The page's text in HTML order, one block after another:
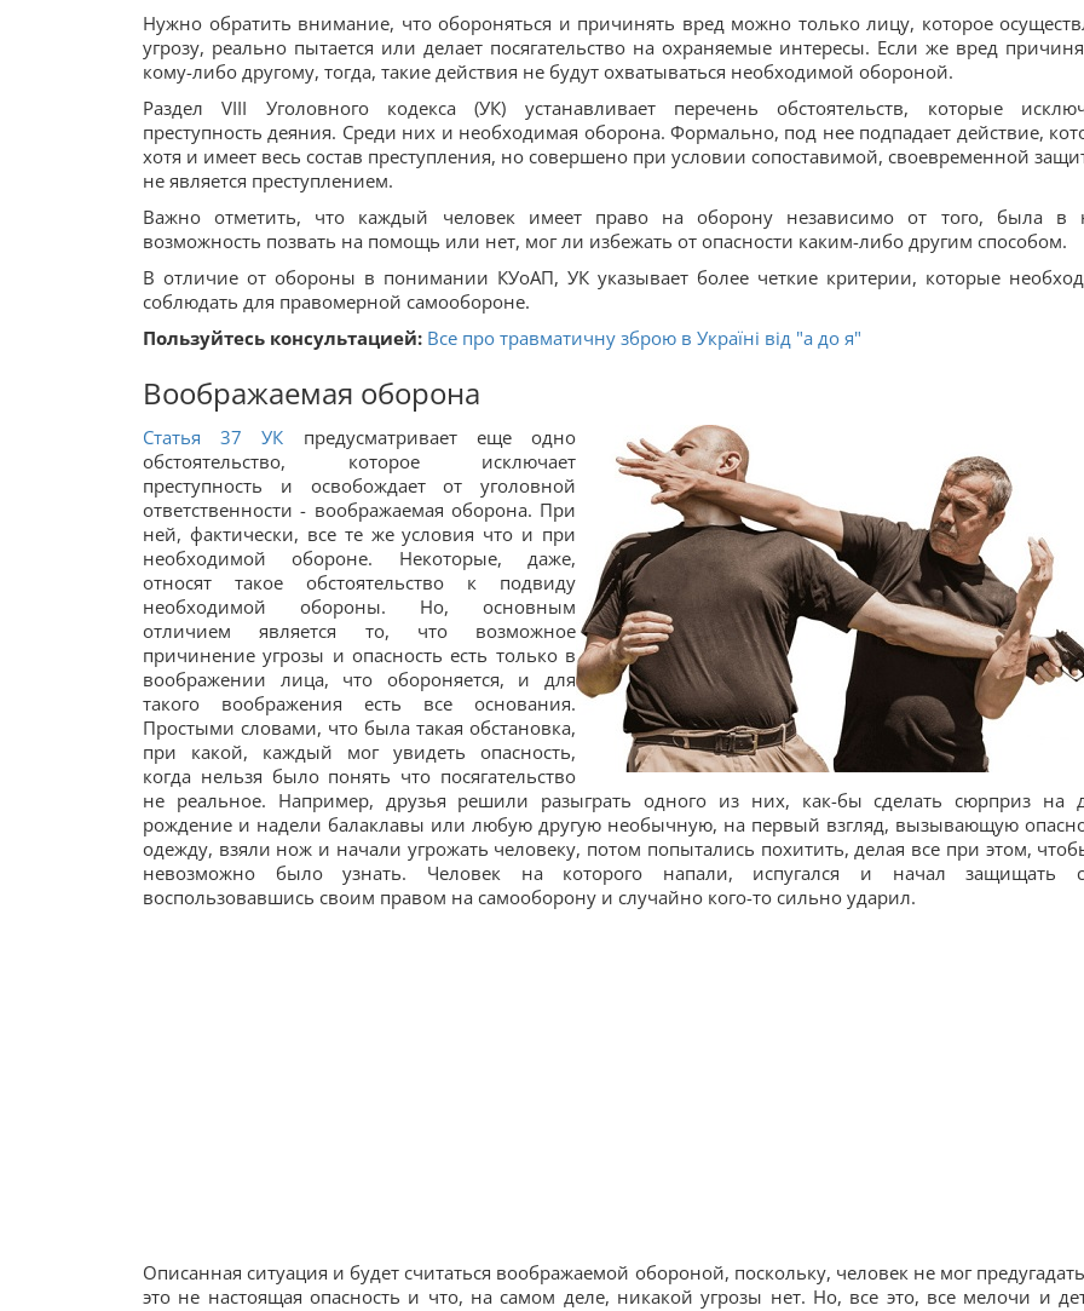
Нужно обратить внимание, что обороняться и причинять вред можно только лицу, которое
угрозу, реально пытается или делает посягательство на охраняемые интересы. Если же вред
кому-либо другому, тогда, такие действия не будут охватываться необходимой обороной.
Раздел VIII Уголовного кодекса (УК) устанавливает перечень обстоятельств, которые
преступность деяния. Среди них и необходимая оборона. Формально, под нее подпадает действие,
хотя и имеет весь состав преступления, но совершено при условии сопоставимой, своевременной
не является преступлением.
Важно отметить, что каждый человек имеет право на оборону независимо от того, была в
возможность позвать на помощь или нет, мог ли избежать от опасности каким-либо другим способом.
В отличие от обороны в понимании КУоАП, УК указывает более четкие критерии, которые
соблюдать для правомерной самообороне.
Пользуйтесь консультацией: Все про травматичну зброю в Україні від "а до я"
Воображаемая оборона
Статья 37 УК предусматривает еще одно
обстоятельство, которое исключает
преступность и освобождает от уголовной
ответственности - воображаемая оборона. При
ней, фактически, все те же условия что и при
необходимой обороне. Некоторые, даже,
относят такое обстоятельство к подвиду
необходимой обороны. Но, основным
отличием является то, что возможное
причинение угрозы и опасность есть только в
воображении лица, что обороняется, и для
такого воображения есть все основания.
Простыми словами, что была такая обстановка,
при какой, каждый мог увидеть опасность,
когда нельзя было понять что посягательство
не реальное. Например, друзья решили разыграть одного из них, как-бы сделать сюрприз на
рождение и надели балаклавы или любую другую необычную, на первый взгляд, вызывающую
одежду, взяли нож и начали угрожать человеку, потом попытались похитить, делая все при этом,
невозможно было узнать. Человек на которого напали, испугался и начал защищать
воспользовавшись своим правом на самооборону и случайно кого-то сильно ударил.
Описанная ситуация и будет считаться воображаемой обороной, поскольку, человек не мог
это не настоящая опасность и что, на самом деле, никакой угрозы нет. Но, все это, все мелочи и